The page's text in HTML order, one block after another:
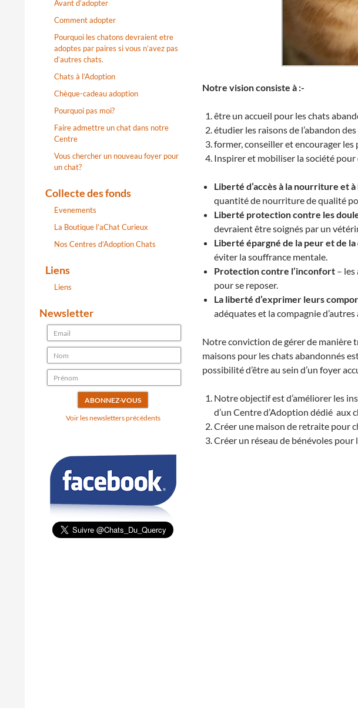
Notre vision consiste à :-
être un accueil pour les chats
étudier les raisons de l’abandon
former, conseiller et encourager
Inspirer et mobiliser la société pour
Liberté d’accès à la nourriture et à
quantité de nourriture de qualité
Liberté protection contre les
devraient être soignés par un
Liberté épargné de la peur et de
éviter la souffrance mentale.
Protection contre l’inconfort –
pour se reposer.
La liberté d’exprimer leurs
adéquates et la compagnie
Notre conviction de gérer de manière
maisons pour les chats abandonnés
possibilité d’être au sein d’un foyer
Notre objectif est d’améliorer les
d’un Centre d’Adoption dédié aux
Créer une maison de retraite pour
Créer un réseau de bénévoles pour
Avant d’adopter
Comment adopter
Pourquoi les chatons devraient etre
adoptes par paires si vous n’avez pas
d’autres chats.
Chats à l’Adoption
Chèque-cadeau adoption
Pourquoi pas moi?
Faire admettre un chat dans notre
Centre
Vous chercher un nouveau foyer pour
un chat?
Collecte des fonds
Evenements
La Boutique l’aChat Curieux
Nos Centres d’Adoption Chats
Liens
Liens
Newsletter
Voir les newsletters précédents